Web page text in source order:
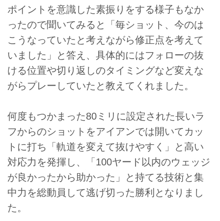
ポイントを意識した素振りをする様子もなか
ったので聞いてみると「毎ショット、今のは
こうなっていたと考えながら修正点を考えて
いました」と答え、具体的にはフォローの抜
ける位置や切り返しのタイミングなど変えな
がらプレーしていたと教えてくれました。
何度もつかまった80ミリに設定された長いラ
フからのショットをアイアンでは開いてカッ
トに打ち「軌道を変えて抜けやすく」と高い
対応力を発揮し、「100ヤード以内のウェッジ
が良かったから助かった」と持てる技術と集
中力を総動員して逃げ切った勝利となりまし
た。